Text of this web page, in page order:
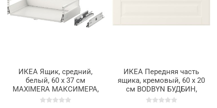
ИКЕА Ящик, средний,
белый, 60 x 37 см
MAXIMERA МАКСИМЕРА,
802.214.46
ИКЕА Передняя часть
ящика, кремовый, 60 x 20
см BODBYN БУДБИН,
802.082.61